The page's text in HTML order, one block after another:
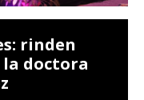
rinden
la doctora